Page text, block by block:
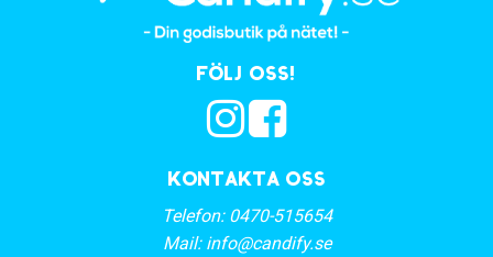
Kontakta oss
Telefon: 0470-515654
Mail: info@candify.se
Följ oss!